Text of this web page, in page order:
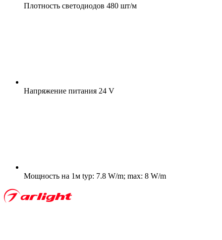
Плотность светодиодов 480 шт/м
Напряжение питания 24 V
Мощность на 1м typ: 7.8 W/m; max: 8 W/m